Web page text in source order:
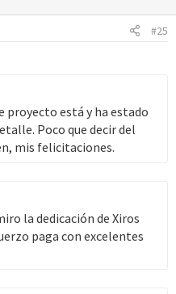
#25
proyecto está y ha estado
Poco que decir del
mis felicitaciones.
la dedicación de Xiros
paga con excelentes